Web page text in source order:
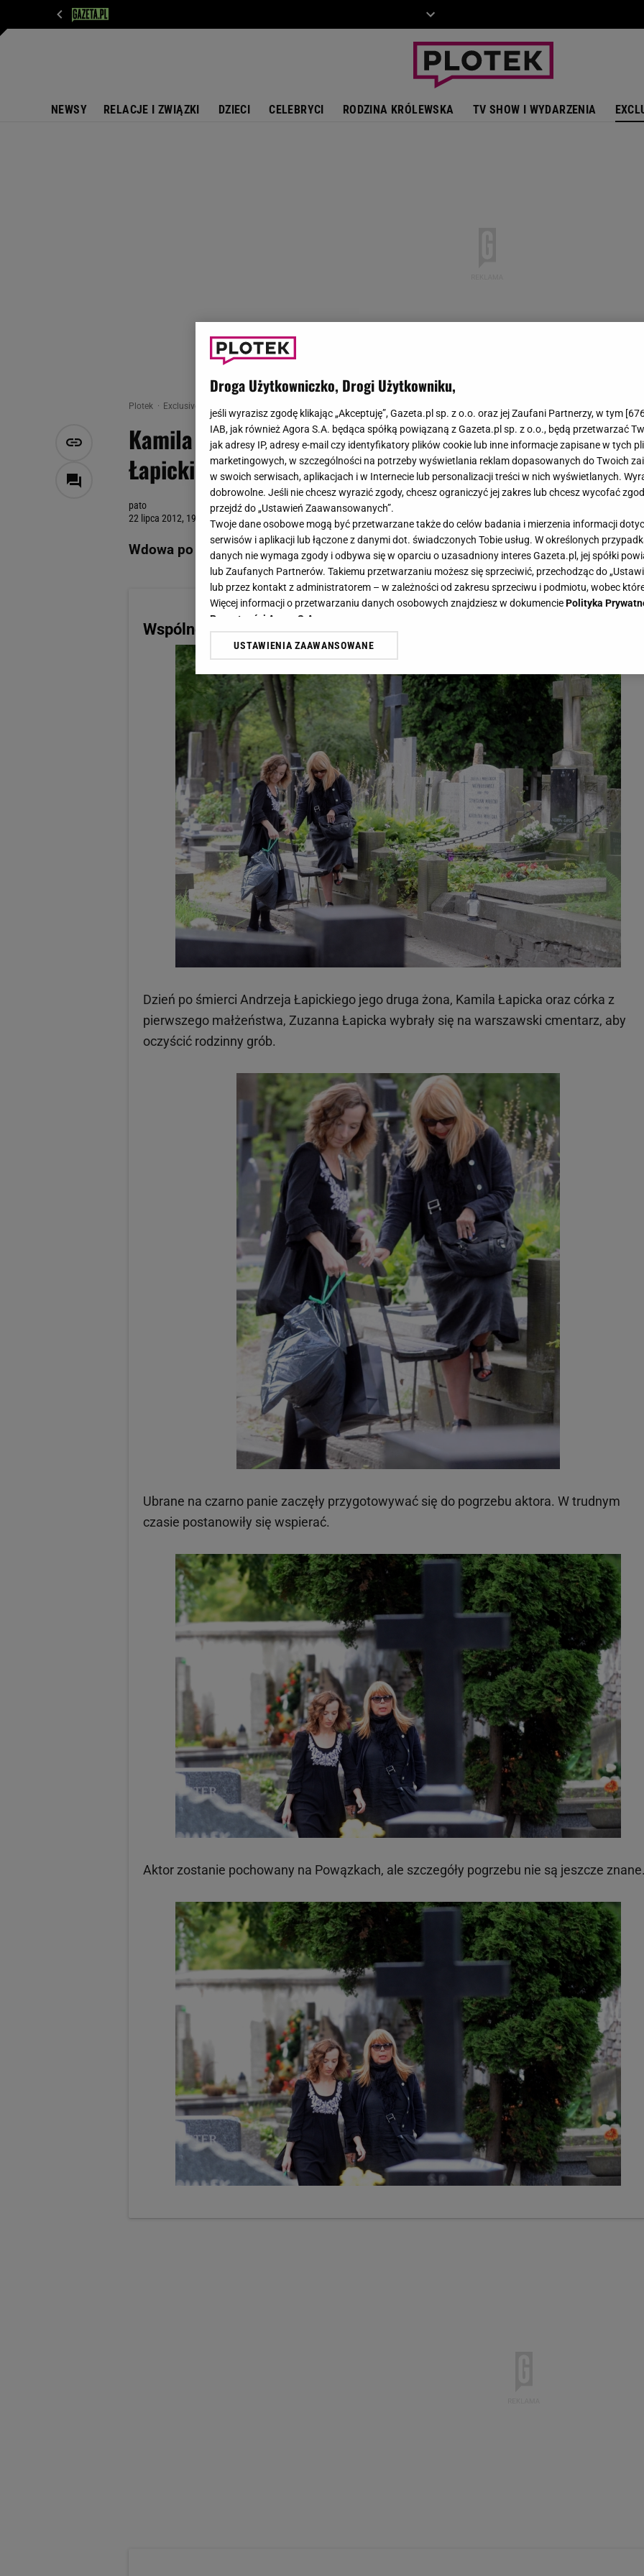
NEWSY RELACJE I ZWIĄZKI DZIECI CELEBRYCI RODZINA KRÓLEWSKA TV SHOW I WYDARZENIA
Plotek Exclusive
Kamila Łapicka NA CMENTARZU z córką Andrzeja
Łapickiego! Przygotowują się do pogrzebu
pato
22 lipca 2012, 19:12
Wdowa po aktorze wybrała się z jego córką na Powązki.
Wspólne wyjście
Dzień po śmierci Andrzeja Łapickiego jego druga żona, Kamila Łapicka oraz córka z
pierwszego małżeństwa, Zuzanna Łapicka wybrały się na warszawski cmentarz, aby
oczyścić rodzinny grób.
Ubrane na czarno panie zaczęły przygotowywać się do pogrzebu aktora. W trudnym
czasie postanowiły się wspierać.
Aktor zostanie pochowany na Powązkach, ale szczegóły pogrzebu nie są jeszcze
Droga Użytkowniczko, Drogi Użytkowniku,
jeśli wyrazisz zgodę klikając „Akceptuję”, Gazeta.pl sp. z o.o. oraz jej Zaufani Partnerzy, w tym [
IAB, jak również Agora S.A. będąca spółką powiązaną z Gazeta.pl sp. z o.o., będą przetwarzać
jak adresy IP, adresy e-mail czy identyfikatory plików cookie lub inne informacje zapisane w tych
marketingowych, w szczególności na potrzeby wyświetlania reklam dopasowanych do Twoich
w swoich serwisach, aplikacjach i w Internecie lub personalizacji treści w nich wyświetlanych.
dobrowolne. Jeśli nie chcesz wyrazić zgody, chcesz ograniczyć jej zakres lub chcesz wycofać
przejdź do „Ustawień Zaawansowanych”.
Twoje dane osobowe mogą być przetwarzane także do celów badania i mierzenia informacji
serwisów i aplikacji lub łączone z danymi dot. świadczonych Tobie usług. W określonych
danych nie wymaga zgody i odbywa się w oparciu o uzasadniony interes Gazeta.pl, jej spółki
lub Zaufanych Partnerów. Takiemu przetwarzaniu możesz się sprzeciwić, przechodząc do
lub przez kontakt z administratorem – w zależności od zakresu sprzeciwu i podmiotu, wobec
Więcej informacji o przetwarzaniu danych osobowych znajdziesz w dokumenciePolityka
Prywatności Agora S.A.
Klikając „Akceptuję” wyrażasz też zgodę na zainstalowanie i przechowywanie plików cookie
dotyczące plików cookie, wywołując narzędzie do zarządzania twoimi preferencjami dot.
odnośnik „Ustawienia prywatności ” w stopce serwisu i przechodząc do „Ustawień
plików cookie możliwa jest także za pomocą ustawień przeglądarki.
My, nasi Zaufani Partnerzy i Agora S.A. możemy przetwarzać dane osobowe w następujących
Użycie dokładnych danych geolokalizacyjnych. Aktywne skanowanie charakterystyki urządzenia
Przechowywanie informacji na urządzeniu lub dostęp do nich. Spersonalizowane reklamy i treści,
badnie odbiorców i ulepszanie usług.Lista Zaufanych Partnerów
USTAWIENIA ZAAWANSOWANE